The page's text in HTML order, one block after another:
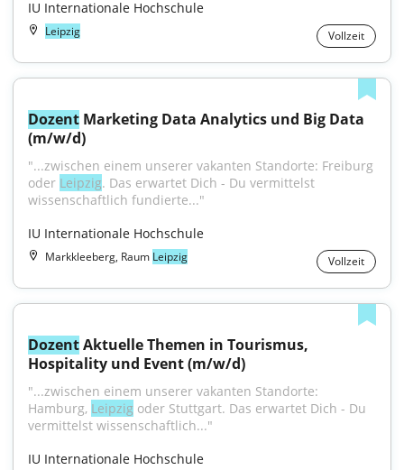
IU Internationale Hochschule
Leipzig Vollzeit
Dozent Marketing Data Analytics und Big Data
(m/w/d)
"...zwischen einem unserer vakanten Standorte: Freiburg
oder Leipzig. Das erwartet Dich - Du vermittelst
wissenschaftlich fundierte..."
IU Internationale Hochschule
Markkleeberg, Raum Leipzig Vollzeit
Dozent Aktuelle Themen in Tourismus,
Hospitality und Event (m/w/d)
"...zwischen einem unserer vakanten Standorte:
Hamburg, Leipzig oder Stuttgart. Das erwartet Dich - Du
vermittelst wissenschaftlich..."
IU Internationale Hochschule